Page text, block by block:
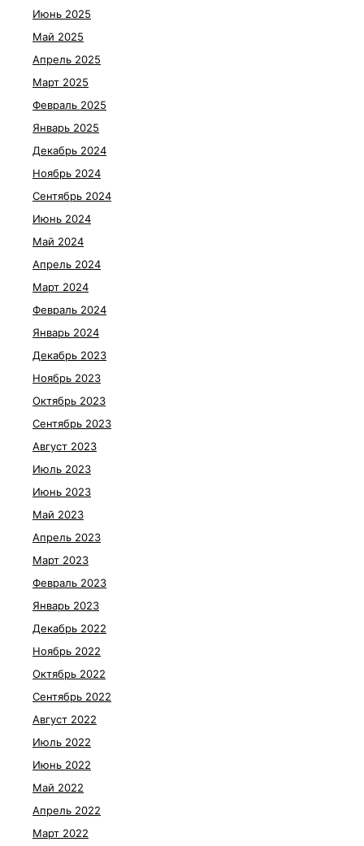
Июнь 2025
Май 2025
Апрель 2025
Март 2025
Февраль 2025
Январь 2025
Декабрь 2024
Ноябрь 2024
Сентябрь 2024
Июнь 2024
Май 2024
Апрель 2024
Март 2024
Февраль 2024
Январь 2024
Декабрь 2023
Ноябрь 2023
Октябрь 2023
Сентябрь 2023
Август 2023
Июль 2023
Июнь 2023
Май 2023
Апрель 2023
Март 2023
Февраль 2023
Январь 2023
Декабрь 2022
Ноябрь 2022
Октябрь 2022
Сентябрь 2022
Август 2022
Июль 2022
Июнь 2022
Май 2022
Апрель 2022
Март 2022